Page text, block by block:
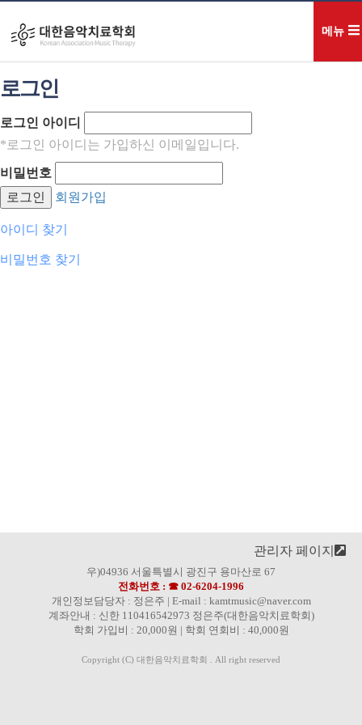
메뉴
로그인
로그인 아이디
*로그인 아이디는 가입하신 이메일입니다.
비밀번호
로그인
회원가입
아이디 찾기
비밀번호 찾기
관리자 페이지
우)04936 서울특별시 광진구 용마산로 67
전화번호 : ☎ 02-6204-1996
개인정보담당자 : 정은주 | E-mail : kamtmusic@naver.com
계좌안내 : 신한 110416542973 정은주(대한음악치료학회)
학회 가입비 : 20,000원 | 학회 연회비 : 40,000원
Copyright (C) 대한음악치료학회 . All right reserved